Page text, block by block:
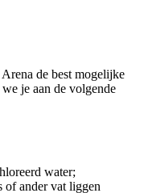
de best mogelijke
je aan de volgende
water;
of ander vat liggen